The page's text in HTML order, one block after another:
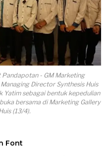
- GM Marketing
Director Synthesis Huis
Yatim sebagai bentuk kepedulian
bersama di Marketing Gallery
(13/4).
Font